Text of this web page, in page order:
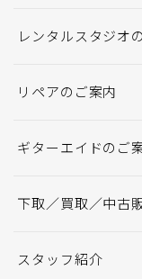
レンタルスタジオ
リペアのご案内
ギターエイドのご
下取／買取／中古
スタッフ紹介